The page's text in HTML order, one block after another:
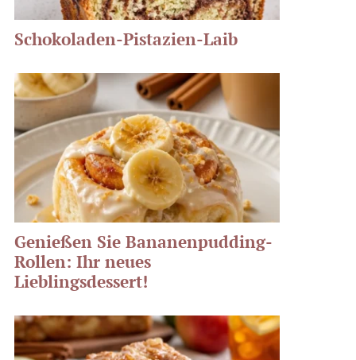
Schokoladen-Pistazien-Laib
Genießen Sie Bananenpudding-
Rollen: Ihr neues
Lieblingsdessert!